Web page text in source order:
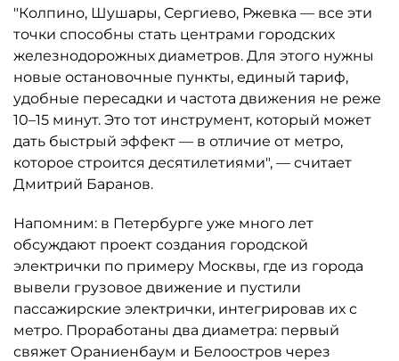
"Колпино, Шушары, Сергиево, Ржевка — все эти
точки способны стать центрами городских
железнодорожных диаметров. Для этого нужны
новые остановочные пункты, единый тариф,
удобные пересадки и частота движения не реже
10–15 минут. Это тот инструмент, который может
дать быстрый эффект — в отличие от метро,
которое строится десятилетиями", — считает
Дмитрий Баранов.
Напомним: в Петербурге уже много лет
обсуждают проект создания городской
электрички по примеру Москвы, где из города
вывели грузовое движение и пустили
пассажирские электрички, интегрировав их с
метро. Проработаны два диаметра: первый
свяжет Ораниенбаум и Белоостров через